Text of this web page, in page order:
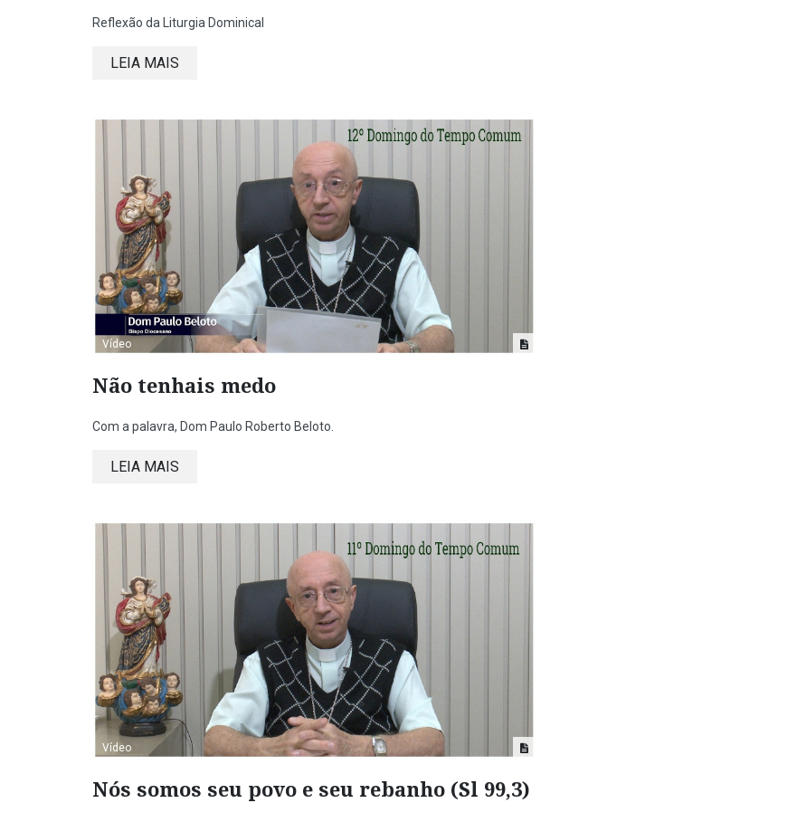
Reflexão da Liturgia Dominical
LEIA MAIS
Vídeo
Não tenhais medo
Com a palavra, Dom Paulo Roberto Beloto.
LEIA MAIS
Vídeo
Nós somos seu povo e seu rebanho (Sl 99,3)